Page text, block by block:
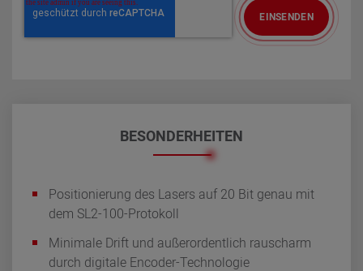
BESONDERHEITEN
Positionierung des Lasers auf 20 Bit genau mit
dem SL2-100-Protokoll
Minimale Drift und außerordentlich rauscharm
durch digitale Encoder-Technologie